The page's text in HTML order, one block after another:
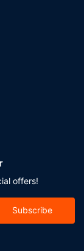
offers!
Subscribe